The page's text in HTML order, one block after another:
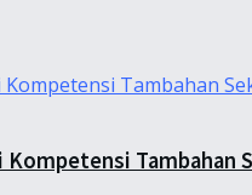
Kompetensi Tambahan